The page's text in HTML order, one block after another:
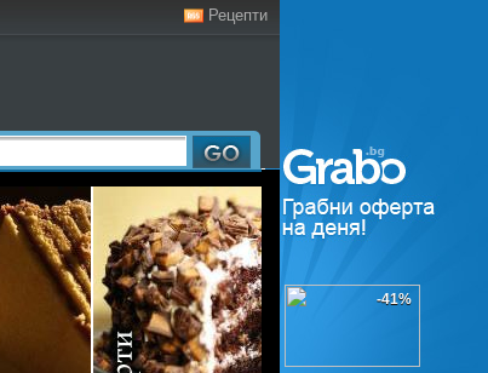
-41%
Рецепти